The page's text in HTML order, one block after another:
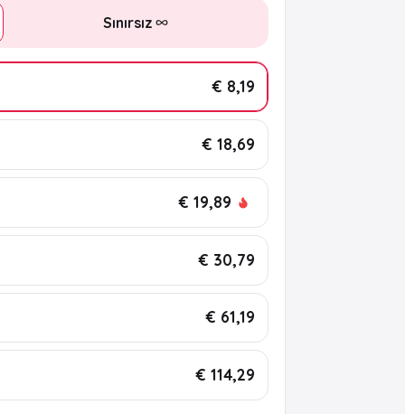
Sınırsız
€ 8,19
€ 18,69
€ 19,89
€ 30,79
€ 61,19
€ 114,29